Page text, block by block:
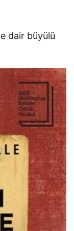
dair büyülü